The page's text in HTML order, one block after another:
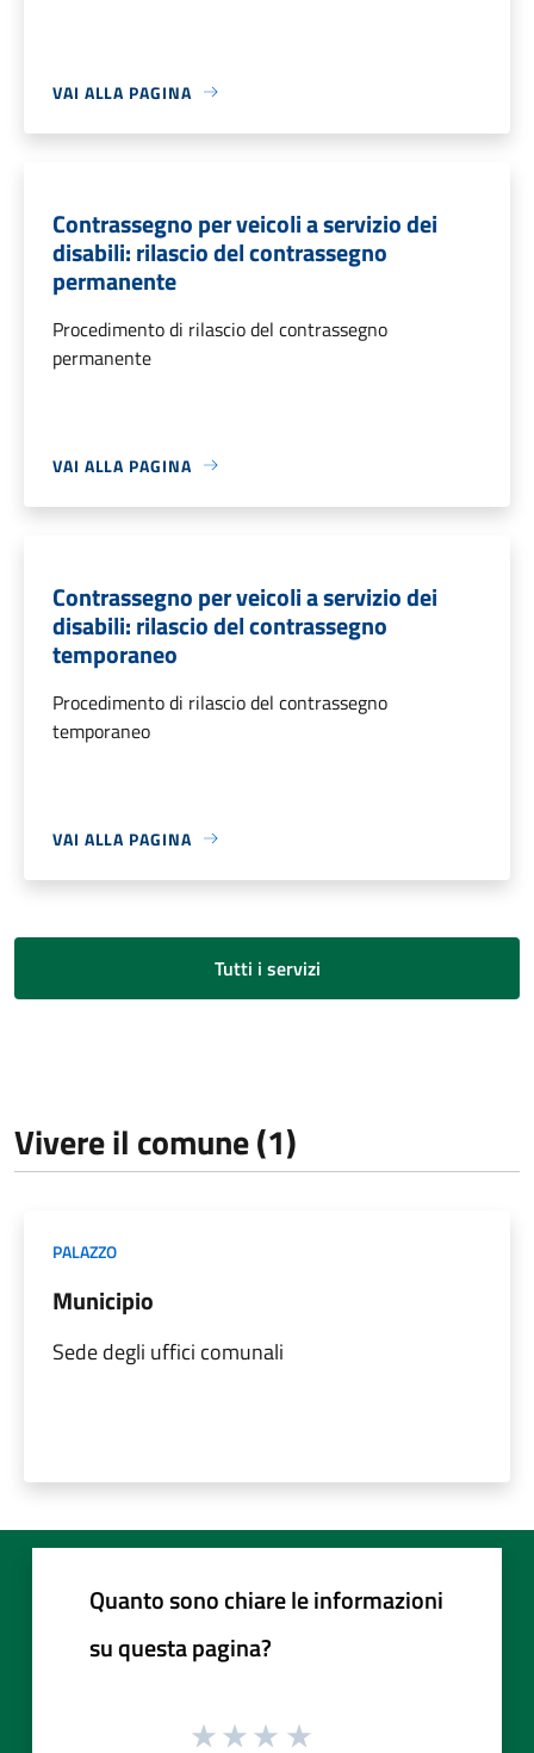
VAI ALLA PAGINA
Contrassegno per veicoli a servizio dei
disabili: rilascio del contrassegno
permanente
Procedimento di rilascio del contrassegno
permanente
VAI ALLA PAGINA
Contrassegno per veicoli a servizio dei
disabili: rilascio del contrassegno
temporaneo
Procedimento di rilascio del contrassegno
temporaneo
VAI ALLA PAGINA
Tutti i servizi
Vivere il comune (1)
PALAZZO
Municipio
Sede degli uffici comunali
Quanto sono chiare le informazioni
su questa pagina?